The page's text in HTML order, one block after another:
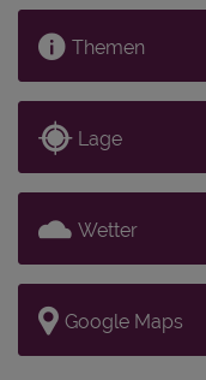
Themen
Lage
Wetter
Google Maps